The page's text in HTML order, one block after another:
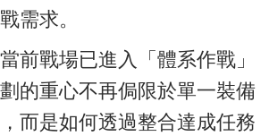
需求。
前戰場已進入「體系作戰」
的重心不再侷限於單一裝備
而是如何透過整合達成任務